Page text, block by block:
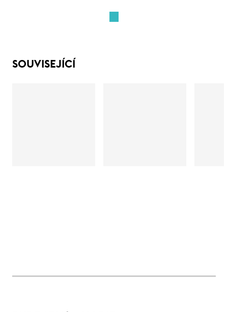
SOUVISEJÍCÍ